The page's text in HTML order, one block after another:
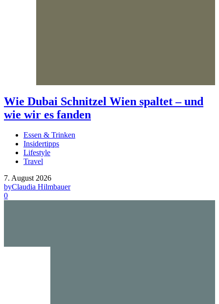
Wie Dubai Schnitzel Wien spaltet – und
wie wir es fanden
Essen & Trinken
Insidertipps
Lifestyle
Travel
7. August 2026
byClaudia Hilmbauer
0